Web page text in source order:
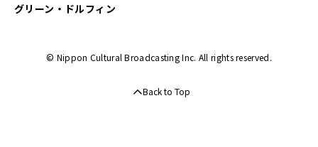
グリーン・ドルフィン
© Nippon Cultural Broadcasting Inc. All rights reserved.
Back to Top